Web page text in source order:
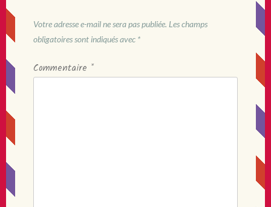
Votre adresse e-mail ne sera pas publiée. Les champs
obligatoires sont indiqués avec *
Commentaire *